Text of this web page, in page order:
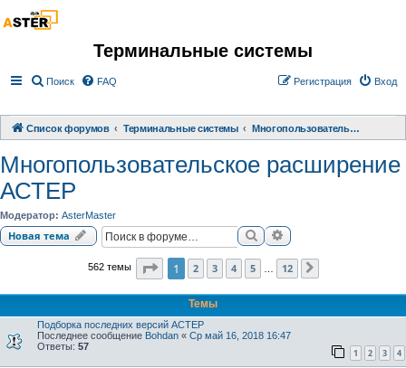
Терминальные системы
Поиск FAQ Вход
Регистрация
Список форумов Терминальные системы Многопользовательское расширение АСТЕР
Многопользовательское расширение
АСТЕР
Модератор: AsterMaster
Новая тема ПоискРасширенный поиск
562 темы Страница1 из
1 2 3 4 5 12
Темы
Подборка последних версий АСТЕР
Последнее сообщение Bohdan « Ср май 16, 2018 16:47
Ответы: 57
1 2 3 4